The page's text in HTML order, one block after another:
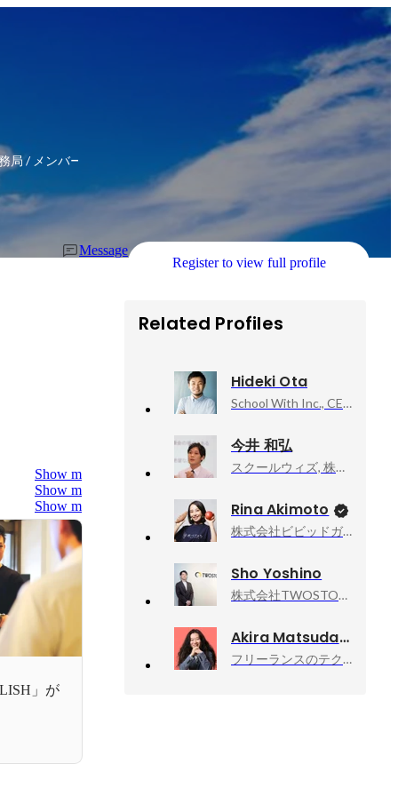
局 / メンバー
Message
Register to view full profile
Show more
Show more
Show more
」が
Related Profiles
Hideki Ota
School With Inc., CEO and Founder.
今井 和弘
スクールウィズ, 株式会社スクールウィズ
Rina Akimoto
株式会社ビビッドガーデン, 代表取締役社長
Sho Yoshino
株式会社TWOSTONE&Sons, 執行役員
Akira Matsuda
フリーランスのテクニカルアドバイザー業, 技術顧問